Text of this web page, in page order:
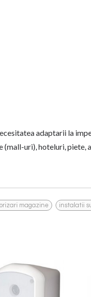
adaptarii la
uri), hoteluri, piete,
magazine , instalatii